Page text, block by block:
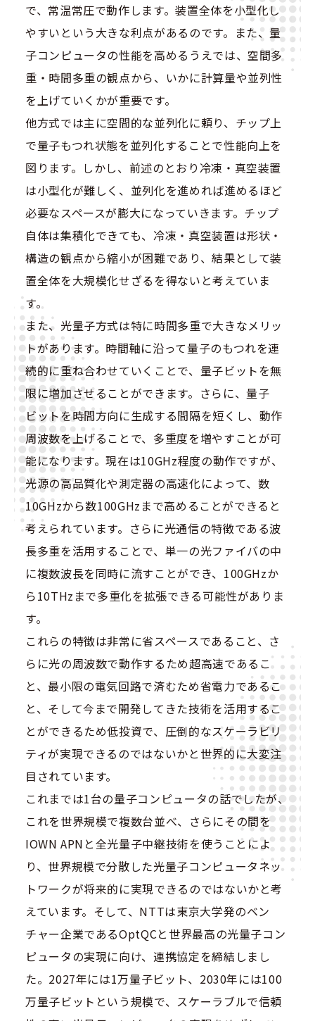
で、常温常圧で動作します。装置全体を小型化し
やすいという大きな利点があるのです。また、量
子コンピュータの性能を高めるうえでは、空間多
重・時間多重の観点から、いかに計算量や並列性
を上げていくかが重要です。
他方式では主に空間的な並列化に頼り、チップ上
で量子もつれ状態を並列化することで性能向上を
図ります。しかし、前述のとおり冷凍・真空装置
は小型化が難しく、並列化を進めれば進めるほど
必要なスペースが膨大になっていきます。チップ
自体は集積化できても、冷凍・真空装置は形状・
構造の観点から縮小が困難であり、結果として装
置全体を大規模化せざるを得ないと考えていま
す。
また、光量子方式は特に時間多重で大きなメリッ
トがあります。時間軸に沿って量子のもつれを連
続的に重ね合わせていくことで、量子ビットを無
限に増加させることができます。さらに、量子
ビットを時間方向に生成する間隔を短くし、動作
周波数を上げることで、多重度を増やすことが可
能になります。現在は10GHz程度の動作ですが、
光源の高品質化や測定器の高速化によって、数
10GHzから数100GHzまで高めることができると
考えられています。さらに光通信の特徴である波
長多重を活用することで、単一の光ファイバの中
に複数波長を同時に流すことができ、100GHzか
ら10THzまで多重化を拡張できる可能性がありま
す。
これらの特徴は非常に省スペースであること、さ
らに光の周波数で動作するため超高速であるこ
と、最小限の電気回路で済むため省電力であるこ
と、そして今まで開発してきた技術を活用するこ
とができるため低投資で、圧倒的なスケーラビリ
ティが実現できるのではないかと世界的に大変注
目されています。
これまでは1台の量子コンピュータの話でしたが、
これを世界規模で複数台並べ、さらにその間を
IOWN APNと全光量子中継技術を使うことによ
り、世界規模で分散した光量子コンピュータネッ
トワークが将来的に実現できるのではないかと考
えています。そして、NTTは東京大学発のベン
チャー企業であるOptQCと世界最高の光量子コン
ピュータの実現に向け、連携協定を締結しまし
た。2027年には1万量子ビット、2030年には100
万量子ビットという規模で、スケーラブルで信頼